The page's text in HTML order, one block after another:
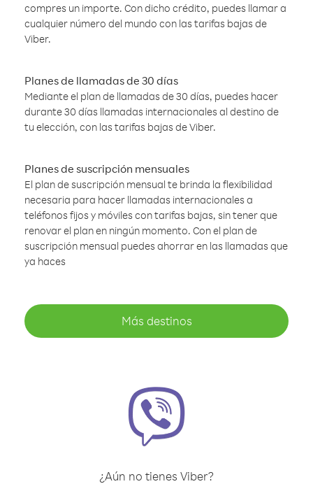
compres un importe. Con dicho crédito, puedes llamar a
cualquier número del mundo con las tarifas bajas de
Viber.
Planes de llamadas de 30 días
Mediante el plan de llamadas de 30 días, puedes hacer
durante 30 días llamadas internacionales al destino de
tu elección, con las tarifas bajas de Viber.
Planes de suscripción mensuales
El plan de suscripción mensual te brinda la flexibilidad
necesaria para hacer llamadas internacionales a
teléfonos fijos y móviles con tarifas bajas, sin tener que
renovar el plan en ningún momento. Con el plan de
suscripción mensual puedes ahorrar en las llamadas que
ya haces
Más destinos
¿Aún no tienes Viber?